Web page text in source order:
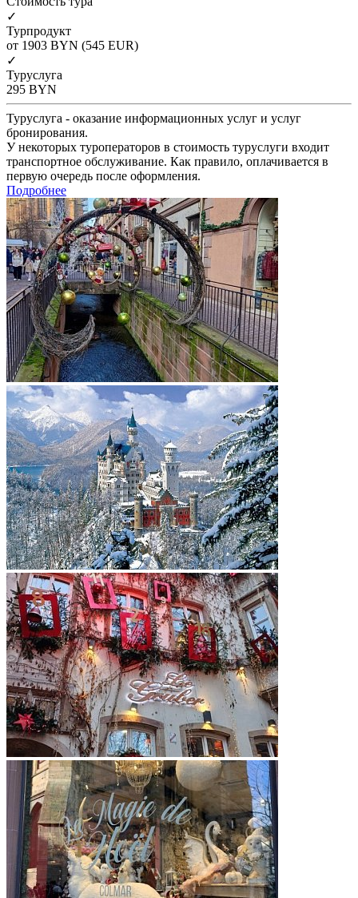
✓
Турпродукт
от 1903 BYN (545 EUR)
✓
Туруслуга
295 BYN
Туруслуга - оказание информационных услуг и услуг
бронирования.
У некоторых туроператоров в стоимость туруслуги входит
транспортное обслуживание. Как правило, оплачивается в
первую очередь после оформления.
Подробнее